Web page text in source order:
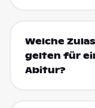
Welche
gelten für
Abitur?